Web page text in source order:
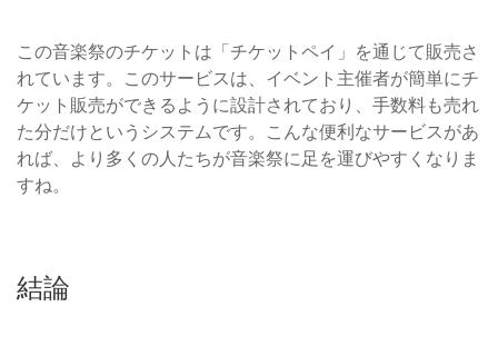
この音楽祭のチケットは「チケットペイ」を通じて販売さ
れています。このサービスは、イベント主催者が簡単にチ
ケット販売ができるように設計されており、手数料も売れ
た分だけというシステムです。こんな便利なサービスがあ
れば、より多くの人たちが音楽祭に足を運びやすくなりま
すね。
結論